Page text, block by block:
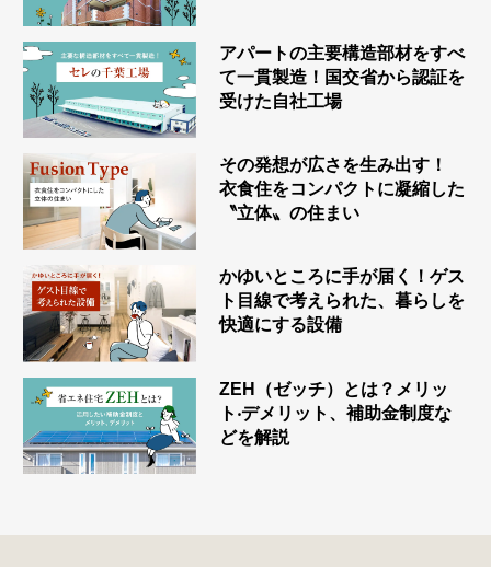
アパートの主要構造部材をすべ
て一貫製造！国交省から認証を
受けた自社工場
その発想が広さを生み出す！
衣食住をコンパクトに凝縮した
〝立体〟の住まい
かゆいところに手が届く！ゲス
ト目線で考えられた、暮らしを
快適にする設備
ZEH（ゼッチ）とは？メリッ
ト‧デメリット、補助金制度な
どを解説